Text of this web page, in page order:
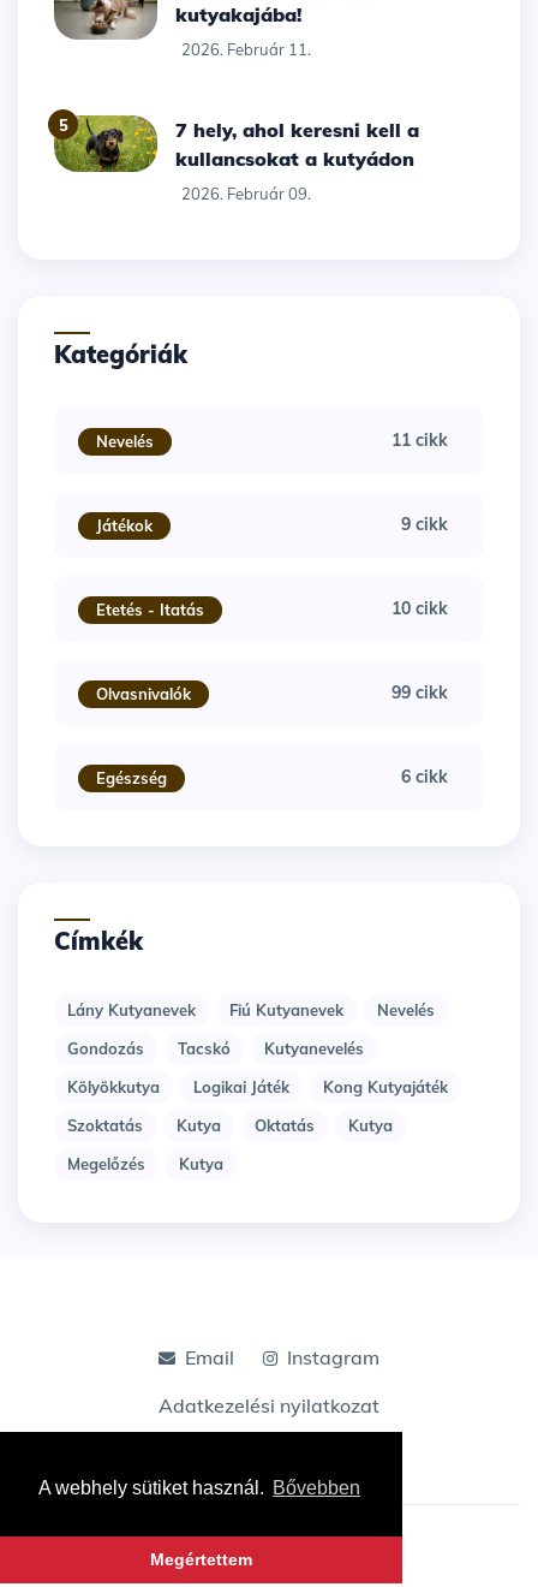
A webhely sütiket használ. Bővebben
Megértettem
kutyakajába!
2026. Február 11.
5
7 hely, ahol keresni kell a
kullancsokat a kutyádon
2026. Február 09.
Kategóriák
Nevelés 11 cikk
Játékok 9 cikk
Etetés - Itatás 10 cikk
Olvasnivalók 99 cikk
Egészség 6 cikk
Címkék
Lány Kutyanevek Fiú Kutyanevek
Nevelés
Gondozás
Tacskó
Kutyanevelés
Kölyökkutya
Logikai Játék
Kong Kutyajáték
Szoktatás
Kutya Oktatás
Kutya
Megelőzés
Kutya
Email
Instagram
Adatkezelési nyilatkozat
© Tacskoshop Blog